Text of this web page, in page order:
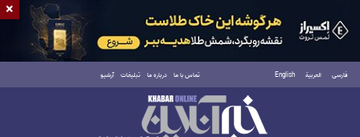
فارسی العربية English تماس با ما درباره ما تبلیغات آرشیو
دوشنبه ۱۹ مرداد ۱۴۰۵
×